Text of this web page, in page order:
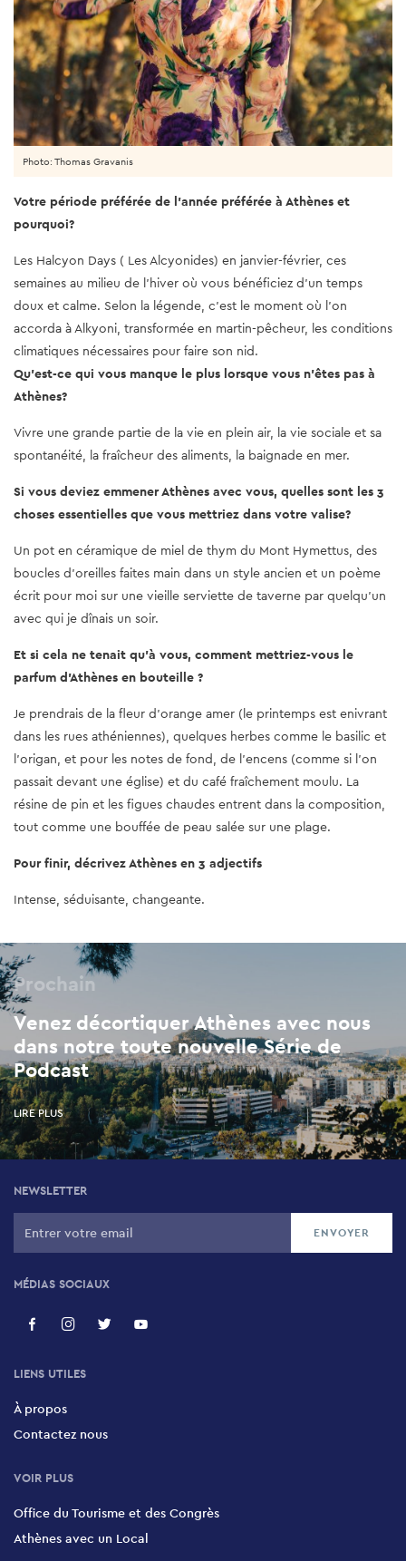
Photo: Thomas Gravanis
Votre période préférée de l'année préférée à Athènes et
pourquoi?
Les Halcyon Days ( Les Alcyonides) en janvier-février, ces
semaines au milieu de l'hiver où vous bénéficiez d'un temps
doux et calme. Selon la légende, c'est le moment où l’on
accorda à Alkyoni, transformée en martin-pêcheur, les conditions
climatiques nécessaires pour faire son nid.
Qu'est-ce qui vous manque le plus lorsque vous n'êtes pas à
Athènes?
Vivre une grande partie de la vie en plein air, la vie sociale et sa
spontanéité, la fraîcheur des aliments, la baignade en mer.
Si vous deviez emmener Athènes avec vous, quelles sont les 3
choses essentielles que vous mettriez dans votre valise?
Un pot en céramique de miel de thym du Mont Hymettus, des
boucles d'oreilles faites main dans un style ancien et un poème
écrit pour moi sur une vieille serviette de taverne par quelqu'un
avec qui je dînais un soir.
Et si cela ne tenait qu'à vous, comment mettriez-vous le
parfum d'Athènes en bouteille ?
Je prendrais de la fleur d'orange amer (le printemps est enivrant
dans les rues athéniennes), quelques herbes comme le basilic et
l'origan, et pour les notes de fond, de l'encens (comme si l’on
passait devant une église) et du café fraîchement moulu. La
résine de pin et les figues chaudes entrent dans la composition,
tout comme une bouffée de peau salée sur une plage.
Pour finir, décrivez Athènes en 3 adjectifs
Intense, séduisante, changeante.
Prochain
Venez décortiquer Athènes avec nous
dans notre toute nouvelle Série de
Podcast
LIRE PLUS
NEWSLETTER
MÉDIAS SOCIAUX
LIENS UTILES
À propos
Contactez nous
VOIR PLUS
Office du Tourisme et des Congrès
Athènes avec un Local